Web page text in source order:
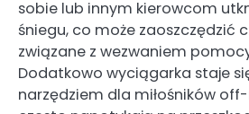
sobie lub innym kierowcom
śniegu, co może zaoszczędzić
związane z wezwaniem
Dodatkowo wyciągarka staje
narzędziem dla miłośników